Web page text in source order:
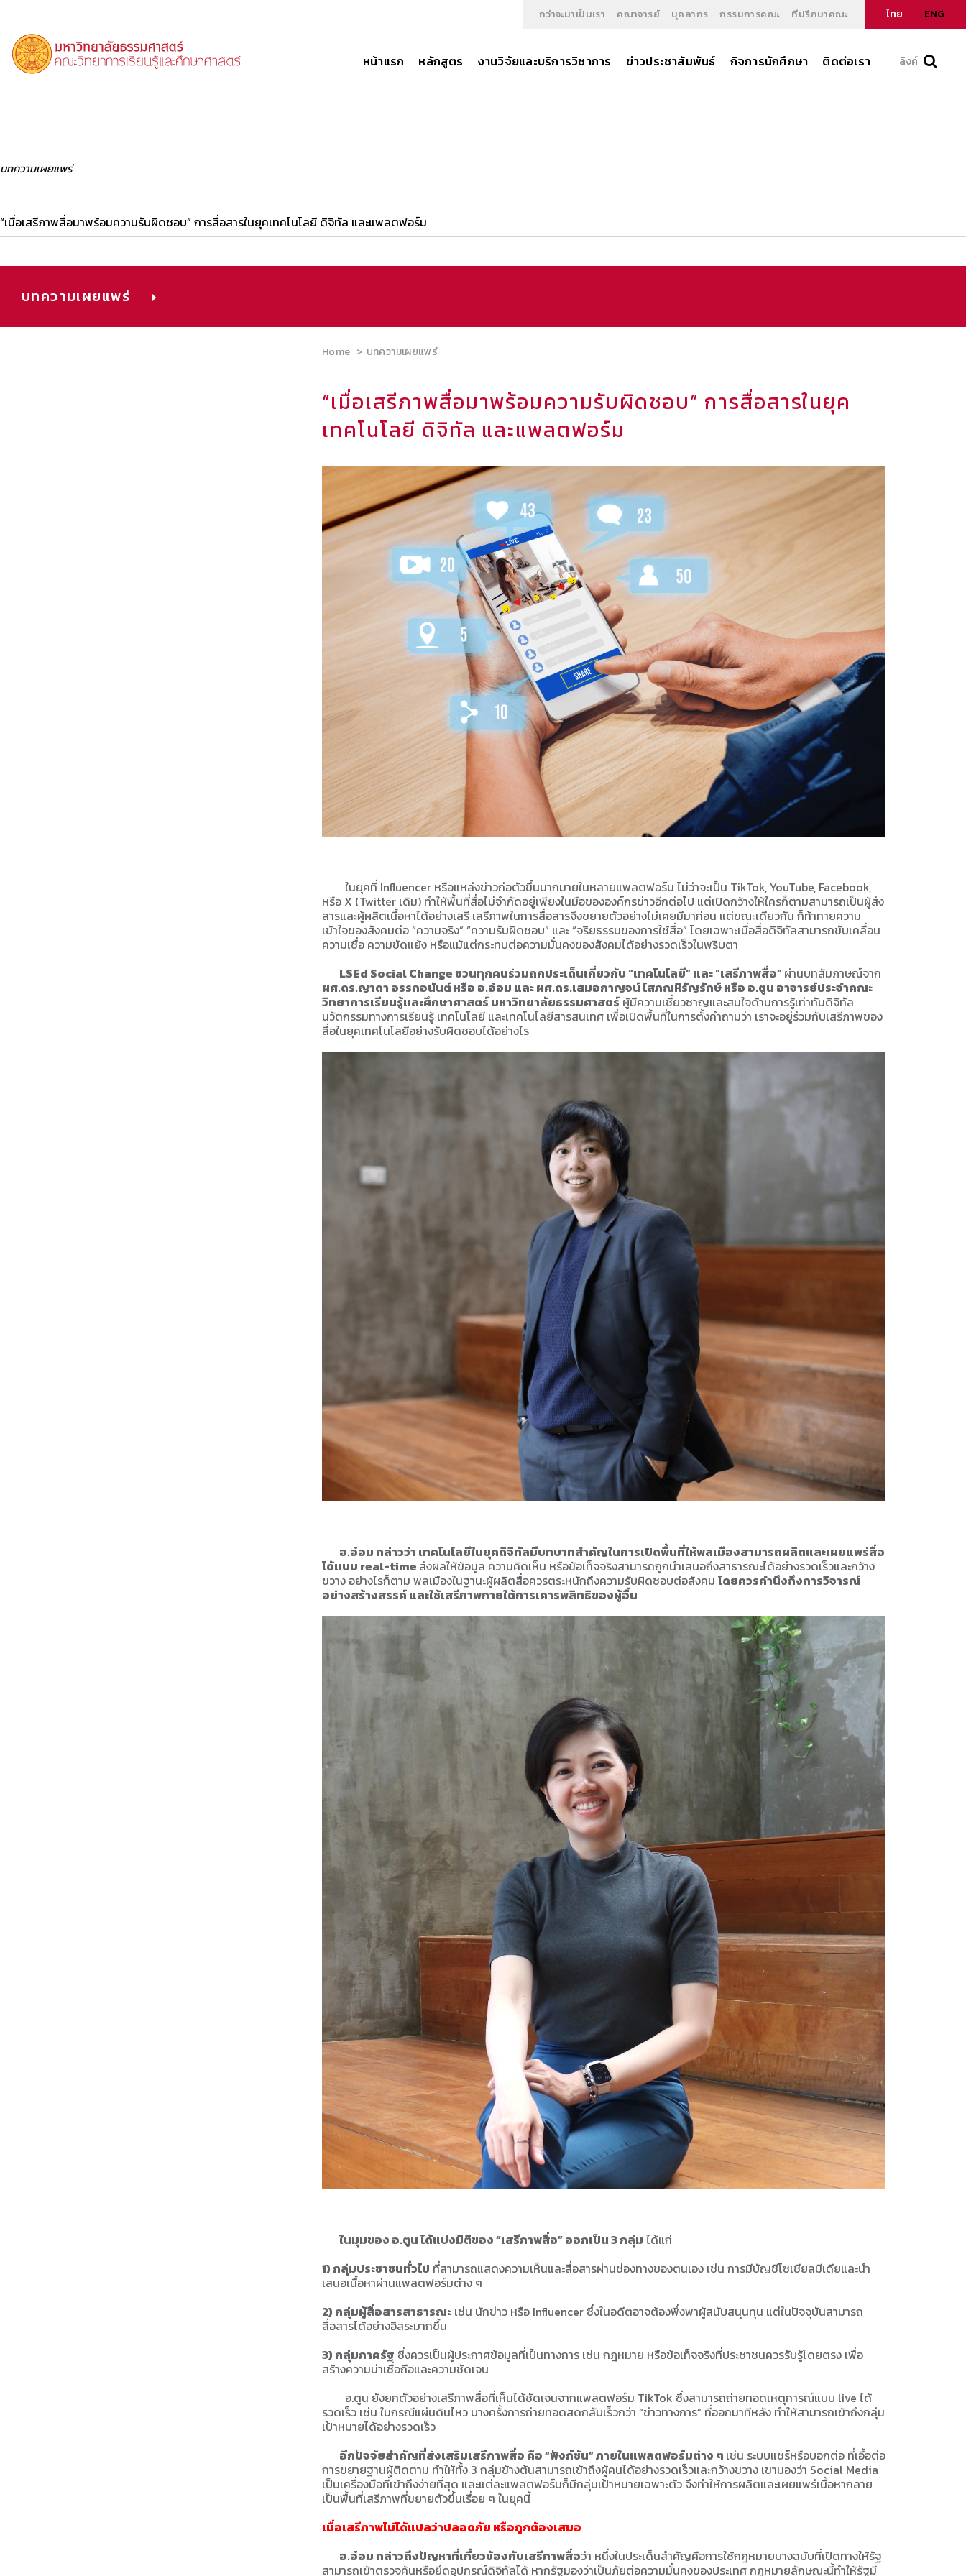
กว่าจะมาเป็นเรา คณาจารย์ บุคลากร กรรมการคณะ ที่ปรึกษาคณะ ไทย ENG
หน้าแรก หลักสูตร งานวิจัยและบริการวิชาการ ข่าวประชาสัมพันธ์ กิจการนักศึกษา ติดต่อเรา ลิงค์
บทความเผยแพร่
“เมื่อเสรีภาพสื่อมาพร้อมความรับผิดชอบ” การสื่อสารในยุคเทคโนโลยี ดิจิทัล และแพลตฟอร์ม
บทความเผยแพร่
Home บทความเผยแพร่
“เมื่อเสรีภาพสื่อมาพร้อมความรับผิดชอบ” การสื่อสารในยุค
เทคโนโลยี ดิจิทัล และแพลตฟอร์ม
ในยุคที่ Influencer หรือแหล่งข่าวก่อตัวขึ้นมากมายในหลายแพลตฟอร์ม ไม่ว่าจะเป็น TikTok, YouTube, Facebook,
หรือ X (Twitter เดิม) ทำให้พื้นที่สื่อไม่จำกัดอยู่เพียงในมือขององค์กรข่าวอีกต่อไป แต่เปิดกว้างให้ใครก็ตามสามารถเป็นผู้ส่ง
สารและผู้ผลิตเนื้อหาได้อย่างเสรี เสรีภาพในการสื่อสารจึงขยายตัวอย่างไม่เคยมีมาก่อน แต่ขณะเดียวกัน ก็ท้าทายความ
เข้าใจของสังคมต่อ “ความจริง” “ความรับผิดชอบ” และ “จริยธรรมของการใช้สื่อ” โดยเฉพาะเมื่อสื่อดิจิทัลสามารถขับเคลื่อน
ความเชื่อ ความขัดแย้ง หรือแม้แต่กระทบต่อความมั่นคงของสังคมได้อย่างรวดเร็วในพริบตา
LSEd Social Change ชวนทุกคนร่วมถกประเด็นเกี่ยวกับ “เทคโนโลยี” และ “เสรีภาพสื่อ”ผ่านบทสัมภาษณ์จาก
ผศ.ดร.ญาดา อรรถอนันต์ หรือ อ.อ๋อม และ ผศ.ดร.เสมอกาญจน์ โสภณหิรัญรักษ์ หรือ อ.ตูน อาจารย์ประจำคณะ
วิทยาการเรียนรู้และศึกษาศาสตร์ มหาวิทยาลัยธรรมศาสตร์ ผู้มีความเชี่ยวชาญและสนใจด้านการรู้เท่าทันดิจิทัล
นวัตกรรมทางการเรียนรู้ เทคโนโลยี และเทคโนโลยีสารสนเทศ เพื่อเปิดพื้นที่ในการตั้งคำถามว่า เราจะอยู่ร่วมกับเสรีภาพของ
สื่อในยุคเทคโนโลยีอย่างรับผิดชอบได้อย่างไร
อ.อ๋อม กล่าวว่า เทคโนโลยีในยุคดิจิทัลมีบทบาทสำคัญในการเปิดพื้นที่ให้พลเมืองสามารถผลิตและเผยแพร่สื่อ
ได้แบบ real-time ส่งผลให้ข้อมูล ความคิดเห็น หรือข้อเท็จจริงสามารถถูกนำเสนอถึงสาธารณะได้อย่างรวดเร็วและกว้าง
ขวาง อย่างไรก็ตาม พลเมืองในฐานะผู้ผลิตสื่อควรตระหนักถึงความรับผิดชอบต่อสังคมโดยควรคำนึงถึงการวิจารณ์
อย่างสร้างสรรค์ และใช้เสรีภาพภายใต้การเคารพสิทธิของผู้อื่น
ในมุมของ อ.ตูน ได้แบ่งมิติของ “เสรีภาพสื่อ” ออกเป็น 3 กลุ่ม ได้แก่
1) กลุ่มประชาชนทั่วไป ที่สามารถแสดงความเห็นและสื่อสารผ่านช่องทางของตนเอง เช่น การมีบัญชีโซเชียลมีเดียและนำ
เสนอเนื้อหาผ่านแพลตฟอร์มต่าง ๆ
2) กลุ่มผู้สื่อสารสาธารณะ เช่น นักข่าว หรือ Influencer ซึ่งในอดีตอาจต้องพึ่งพาผู้สนับสนุนทุน แต่ในปัจจุบันสามารถ
สื่อสารได้อย่างอิสระมากขึ้น
3) กลุ่มภาครัฐ ซึ่งควรเป็นผู้ประกาศข้อมูลที่เป็นทางการ เช่น กฎหมาย หรือข้อเท็จจริงที่ประชาชนควรรับรู้โดยตรง เพื่อ
สร้างความน่าเชื่อถือและความชัดเจน
อ.ตูน ยังยกตัวอย่างเสรีภาพสื่อที่เห็นได้ชัดเจนจากแพลตฟอร์ม TikTok ซึ่งสามารถถ่ายทอดเหตุการณ์แบบ live ได้
รวดเร็ว เช่น ในกรณีแผ่นดินไหว บางครั้งการถ่ายทอดสดกลับเร็วกว่า “ข่าวทางการ” ที่ออกมาทีหลัง ทำให้สามารถเข้าถึงกลุ่ม
เป้าหมายได้อย่างรวดเร็ว
อีกปัจจัยสำคัญที่ส่งเสริมเสรีภาพสื่อ คือ “ฟังก์ชัน” ภายในแพลตฟอร์มต่าง ๆ เช่น ระบบแชร์หรือบอกต่อ ที่เอื้อต่อ
การขยายฐานผู้ติดตาม ทำให้ทั้ง 3 กลุ่มข้างต้นสามารถเข้าถึงผู้คนได้อย่างรวดเร็วและกว้างขวาง เขามองว่า Social Media
เป็นเครื่องมือที่เข้าถึงง่ายที่สุด และแต่ละแพลตฟอร์มก็มีกลุ่มเป้าหมายเฉพาะตัว จึงทำให้การผลิตและเผยแพร่เนื้อหากลาย
เป็นพื้นที่เสรีภาพที่ขยายตัวขึ้นเรื่อย ๆ ในยุคนี้
เมื่อเสรีภาพไม่ได้แปลว่าปลอดภัย หรือถูกต้องเสมอ
อ.อ๋อม กล่าวถึงปัญหาที่เกี่ยวข้องกับเสรีภาพสื่อว่า หนึ่งในประเด็นสำคัญคือการใช้กฎหมายบางฉบับที่เปิดทางให้รัฐ
สามารถเข้าตรวจค้นหรือยึดอุปกรณ์ดิจิทัลได้ หากรัฐมองว่าเป็นภัยต่อความมั่นคงของประเทศ กฎหมายลักษณะนี้ทำให้รัฐมี